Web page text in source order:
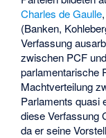
Charles de Gaulle
(Banken,
Verfassung
zwischen PCF
parlamentarische
Machtverteilung
Parlaments quasi
diese Verfassung
da er seine